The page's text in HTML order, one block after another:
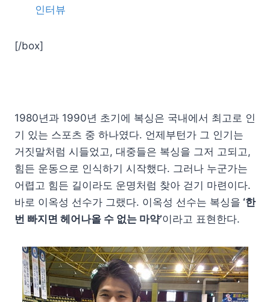
인터뷰
[/box]
1980년과 1990년 초기에 복싱은 국내에서 최고로 인
기 있는 스포츠 중 하나였다. 언제부턴가 그 인기는
거짓말처럼 시들었고, 대중들은 복싱을 그저 고되고,
힘든 운동으로 인식하기 시작했다. 그러나 누군가는
어렵고 힘든 길이라도 운명처럼 찾아 걷기 마련이다.
바로 이옥성 선수가 그랬다. 이옥성 선수는 복싱을 ‘한
번 빠지면 헤어나올 수 없는 마약’이라고 표현한다.